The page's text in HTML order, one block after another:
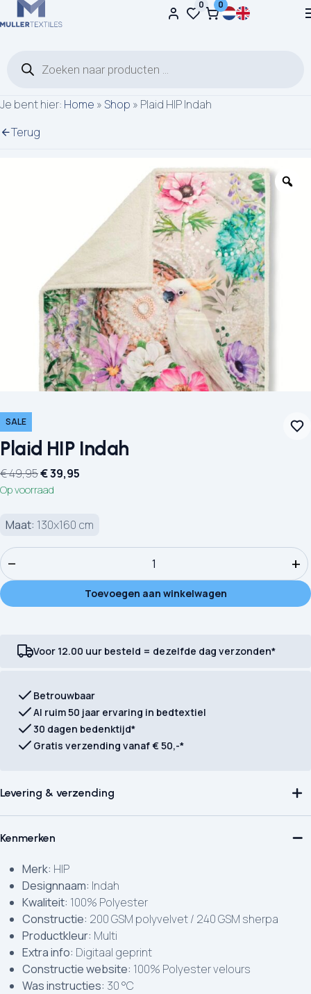
Ga naar de inhoud 0 0
Je bent hier: Home » Shop » Plaid HIP Indah
Terug
SALE
Plaid HIP Indah
€49,95Oorspronkelijke prijs was: € 49,95.
€39,95
Op voorraad
Maat: 130x160 cm
Plaid HIP Indah aantal
− +
Toevoegen aan winkelwagen
Voor 12.00 uur besteld = dezelfde dag verzonden*
Betrouwbaar
Al ruim 50 jaar ervaring in bedtextiel
30 dagen bedenktijd*
Gratis verzending vanaf € 50,-*
Levering & verzending
Kenmerken
Merk: HIP
Designnaam: Indah
Kwaliteit: 100% Polyester
Constructie: 200 GSM polyvelvet / 240 GSM sherpa
Productkleur: Multi
Extra info: Digitaal geprint
Constructie website: 100% Polyester velours
Was instructies: 30 °C